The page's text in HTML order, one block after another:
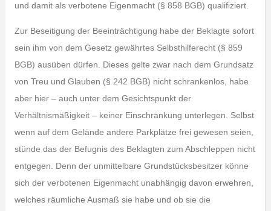
und damit als verbotene Eigenmacht (§ 858 BGB) qualifiziert.
Zur Beseitigung der Beeinträchtigung habe der Beklagte sofort
sein ihm von dem Gesetz gewährtes Selbsthilferecht (§ 859
BGB) ausüben dürfen. Dieses gelte zwar nach dem Grundsatz
von Treu und Glauben (§ 242 BGB) nicht schrankenlos, habe
aber hier – auch unter dem Gesichtspunkt der
Verhältnismäßigkeit – keiner Einschränkung unterlegen. Selbst
wenn auf dem Gelände andere Parkplätze frei gewesen seien,
stünde das der Befugnis des Beklagten zum Abschleppen nicht
entgegen. Denn der unmittelbare Grundstücksbesitzer könne
sich der verbotenen Eigenmacht unabhängig davon erwehren,
welches räumliche Ausmaß sie habe und ob sie die